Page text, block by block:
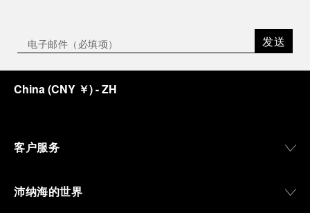
发送
China(CNY ￥)- ZH
客户服务
沛纳海的世界